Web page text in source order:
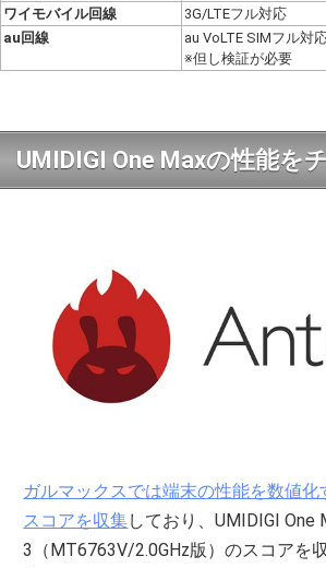
ワイモバイル回線
3G/LTEフル対応
au回線
au VoLTE SIMフル対
※但し検証が必要
UMIDIGI One Maxの性能を
ガルマックスでは端末の性能を数値化
スコアを収集しており、UMIDIGI One
3（MT6763V/2.0GHz版）のスコアを